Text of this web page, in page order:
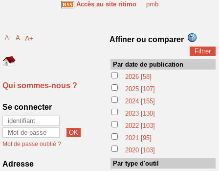
Accès au site ritimo pmb
A- A A+
Qui sommes-nous ?
Se connecter
Mot de passe oublié ?
Adresse
Affiner ou comparer
Par date de publication
2026 [58]
2025 [107]
2024 [155]
2023 [130]
2022 [103]
2021 [95]
2020 [103]
Par type d'outil